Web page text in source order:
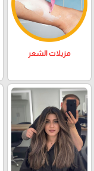
مزيلات الشعر